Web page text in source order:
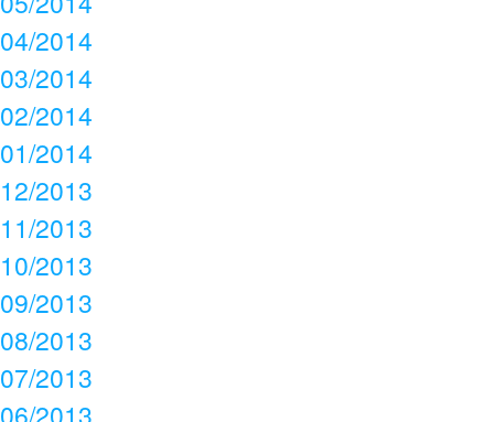
04/2014
03/2014
02/2014
01/2014
12/2013
11/2013
10/2013
09/2013
08/2013
07/2013